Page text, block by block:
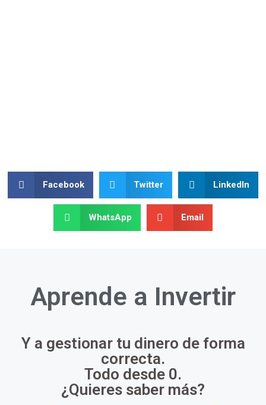
Facebook Twitter LinkedIn
WhatsApp Email
Aprende a Invertir
Y a gestionar tu dinero de forma
correcta.
Todo desde 0.
¿Quieres saber más?